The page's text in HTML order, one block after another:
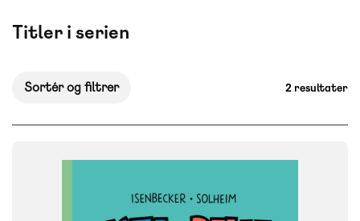
Titler i serien
Sortér og filtrer 2 resultater